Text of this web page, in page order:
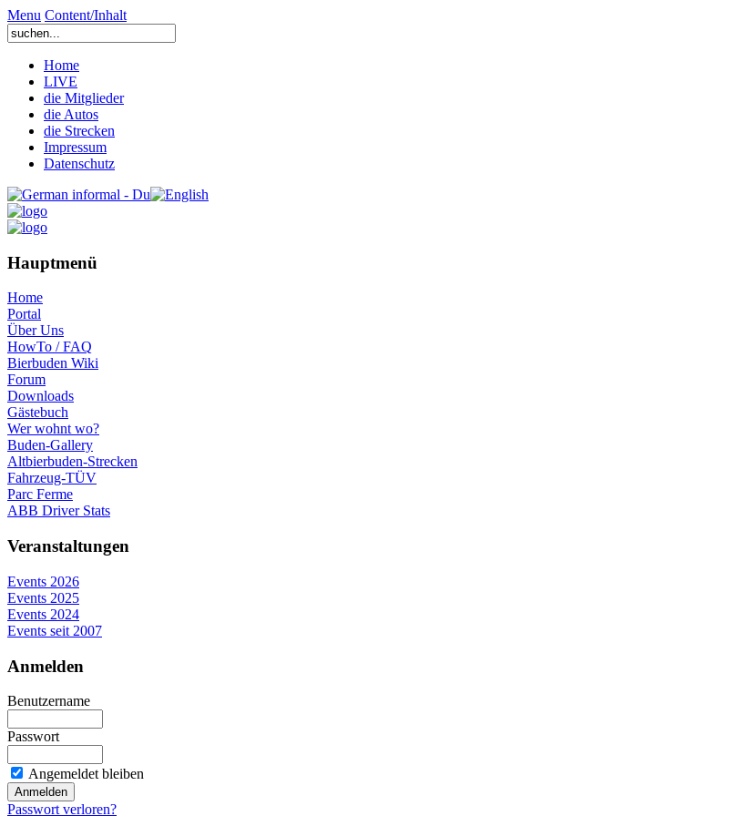
Menu Content/Inhalt
Home
LIVE
die Mitglieder
die Autos
die Strecken
Impressum
Datenschutz
Hauptmenü
Home
Portal
Über Uns
HowTo / FAQ
Bierbuden Wiki
Forum
Downloads
Gästebuch
Wer wohnt wo?
Buden-Gallery
Altbierbuden-Strecken
Fahrzeug-TÜV
Parc Ferme
ABB Driver Stats
Veranstaltungen
Events 2026
Events 2025
Events 2024
Events seit 2007
Anmelden
Benutzername
Passwort
Angemeldet bleiben
Passwort verloren?